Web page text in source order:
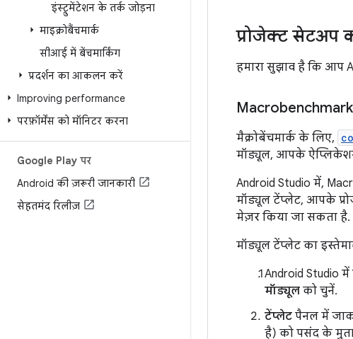
इंस्ट्रुमेंटेशन के तर्क जोड़ना
माइक्रोबैंचमार्क
सीआई में बेंचमार्किंग
प्रदर्शन का आकलन करें
Improving performance
परफ़ॉर्मेंस को मॉनिटर करना
Google Play पर
Android की ज़रूरी जानकारी
सेहतमंद रिलीज़
प्रोजेक्ट सेटअप
हमारा सुझाव है कि आप
मैक्रोबेंचमार्क के लिए,
मॉड्यूल, आपके ऐप्लिकेशन
Android Studio में,
मॉड्यूल टेंप्लेट, आपके
मेज़र किया जा सकता है.
मॉड्यूल टेंप्लेट का
Android Studio में
मॉड्यूल को चुनें.
टेंप्लेट पैनल में
है) को पसंद के